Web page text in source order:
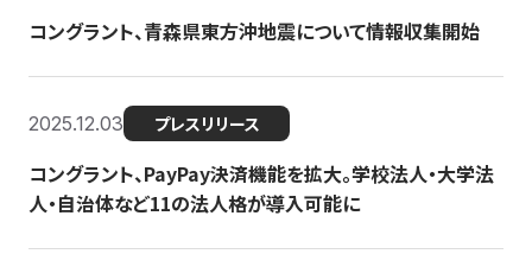
コングラント、青森県東方沖地震について情報収集開始
2025.12.03 プレスリリース
コングラント、PayPay決済機能を拡大。学校法人・大学法
人・自治体など11の法人格が導入可能に